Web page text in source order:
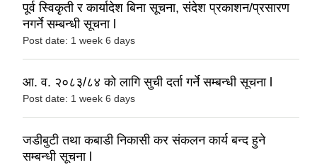
पूर्व स्विकृती र कार्यादेश बिना सूचना, संदेश प्रकाशन/प्रसारण
नगर्ने सम्बन्धी सूचना l
Post date: 1 week 6 days
आ. व. २०८३/८४ को लागि सुची दर्ता गर्ने सम्बन्धी सूचना l
Post date: 1 week 6 days
जडीबुटी तथा कबाडी निकासी कर संकलन कार्य बन्द हुने
सम्बन्धी सूचना l